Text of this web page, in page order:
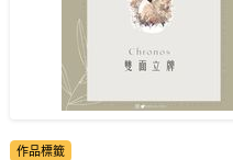
登入
作品標籤